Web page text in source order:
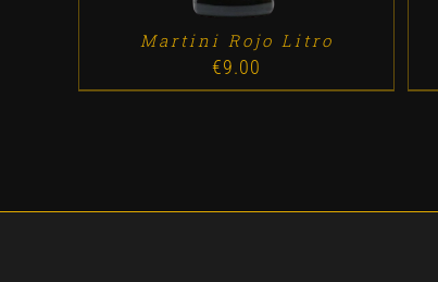
Martini Rojo Litro
€9.00